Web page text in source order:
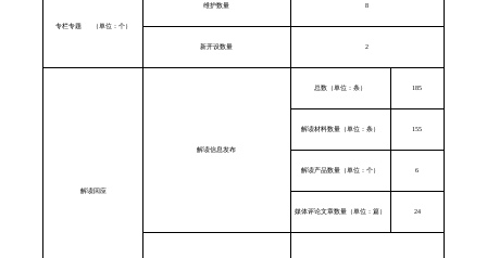
专栏专题 （单位：个）
维护数量 8
新开设数量 2
解读回应
解读信息发布
总数（单位：条） 185
解读材料数量（单位：条） 155
解读产品数量（单位：个） 6
媒体评论文章数量（单位：篇） 24